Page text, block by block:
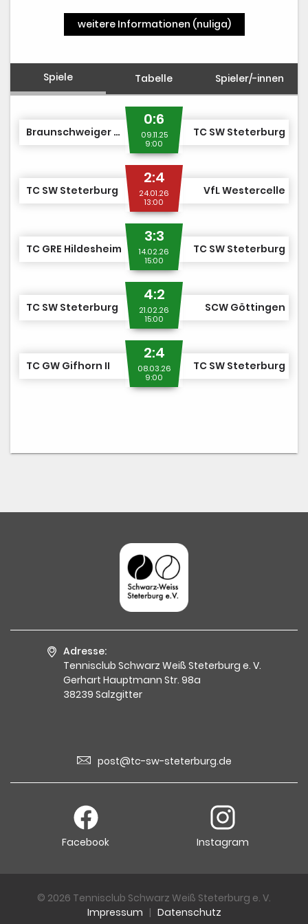
weitere Informationen (nuliga)
Spiele Tabelle Spieler/-innen
Braunschweiger THC III
0:6
09.11.25
9:00
TC SW Steterburg
TC SW Steterburg
2:4
24.01.26
13:00
VfL Westercelle
TC GRE Hildesheim
3:3
14.02.26
15:00
TC SW Steterburg
TC SW Steterburg
4:2
21.02.26
15:00
SCW Göttingen
TC GW Gifhorn II
2:4
08.03.26
9:00
TC SW Steterburg
Adresse:
Tennisclub Schwarz Weiß Steterburg e. V.
Gerhart Hauptmann Str. 98a
38239 Salzgitter
post@tc-sw-steterburg.de
Facebook Instagram
© 2026 Tennisclub Schwarz Weiß Steterburg e. V.
Impressum | Datenschutz